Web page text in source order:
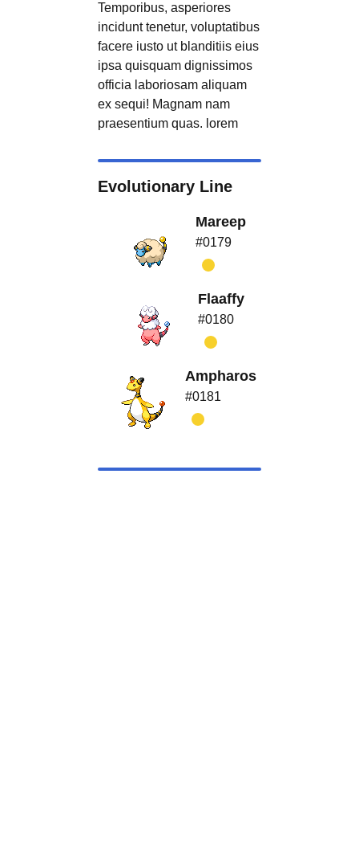
Temporibus, asperiores
incidunt tenetur, voluptatibus
facere iusto ut blanditiis eius
ipsa quisquam dignissimos
officia laboriosam aliquam
ex sequi! Magnam nam
praesentium quas. lorem
Evolutionary Line
Mareep
#0179
Flaaffy
#0180
Ampharos
#0181